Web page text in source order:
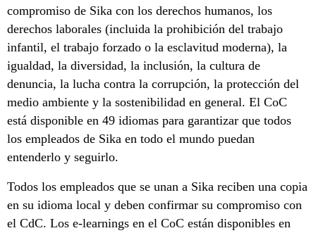
compromiso de Sika con los derechos humanos, los
derechos laborales (incluida la prohibición del trabajo
infantil, el trabajo forzado o la esclavitud moderna), la
igualdad, la diversidad, la inclusión, la cultura de
denuncia, la lucha contra la corrupción, la protección del
medio ambiente y la sostenibilidad en general. El CoC
está disponible en 49 idiomas para garantizar que todos
los empleados de Sika en todo el mundo puedan
entenderlo y seguirlo.
Todos los empleados que se unan a Sika reciben una copia
en su idioma local y deben confirmar su compromiso con
el CdC. Los e-learnings en el CoC están disponibles en